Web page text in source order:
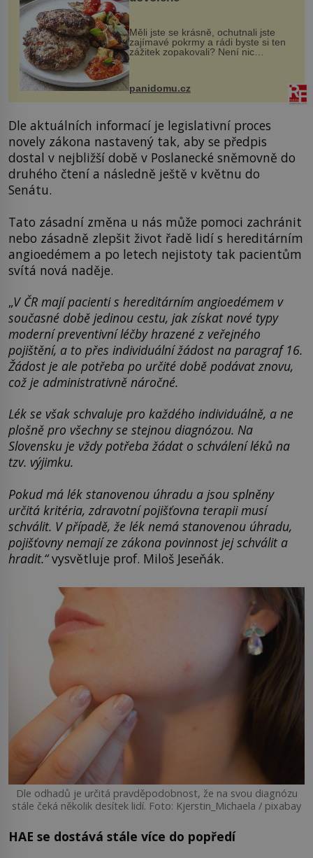
Měli jste se krásně, ochutnali jste
zajímavé pokrmy a rádi byste si ten
zážitek zopakovali? Není nic
snazšího. Pljeskavica (10 porcí)
Možná jste ji ochutnali na dovolené v
panidomu.cz
Dle aktuálních informací je legislativní proces
novely zákona nastavený tak, aby se předpis
dostal v nejbližší době v Poslanecké sněmovně do
druhého čtení a následně ještě v květnu do
Senátu.
Tato zásadní změna u nás může pomoci zachránit
nebo zásadně zlepšit život řadě lidí s hereditárním
angioedémem a po letech nejistoty tak pacientům
svítá nová naděje.
„V ČR mají pacienti s hereditárním angioedémem v
současné době jedinou cestu, jak získat nové typy
moderní preventivní léčby hrazené z veřejného
pojištění, a to přes individuální žádost na paragraf 16.
Žádost je ale potřeba po určité době podávat znovu,
což je administrativně náročné.
Lék se však schvaluje pro každého individuálně, a ne
plošně pro všechny se stejnou diagnózou. Na
Slovensku je vždy potřeba žádat o schválení léků na
tzv. výjimku.
Pokud má lék stanovenou úhradu a jsou splněny
určitá kritéria, zdravotní pojišťovna terapii musí
schválit. V případě, že lék nemá stanovenou úhradu,
pojišťovny nemají ze zákona povinnost jej schválit a
hradit.“vysvětluje prof. Miloš Jeseňák.
Dle odhadů je určitá pravděpodobnost, že na svou diagnózu
stále čeká několik desítek lidí. Foto: Kjerstin_Michaela / pixabay
HAE se dostává stále více do popředí